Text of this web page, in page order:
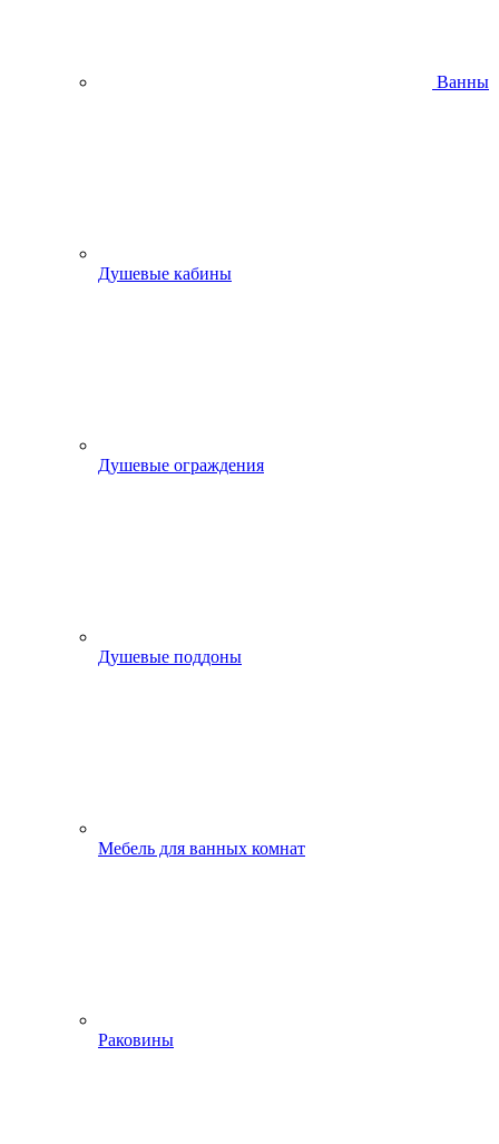
Ванны
Душевые кабины
Душевые ограждения
Душевые поддоны
Мебель для ванных комнат
Раковины